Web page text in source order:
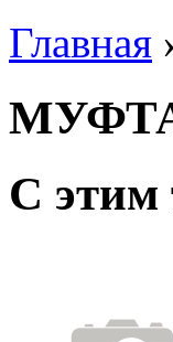
Вы здесь
Главная
С этим